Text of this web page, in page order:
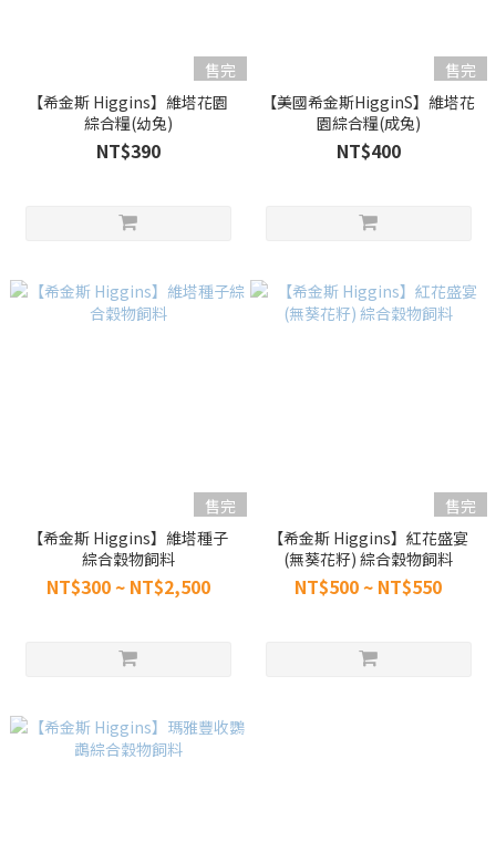
售完
【希金斯 Higgins】維塔花園
綜合糧(幼兔)
NT$390
售完
【美國希金斯HigginS】維塔花
園綜合糧(成兔)
NT$400
售完
【希金斯 Higgins】維塔種子
綜合穀物飼料
NT$300 ~ NT$2,500
售完
【希金斯 Higgins】紅花盛宴
(無葵花籽) 綜合穀物飼料
NT$500 ~ NT$550